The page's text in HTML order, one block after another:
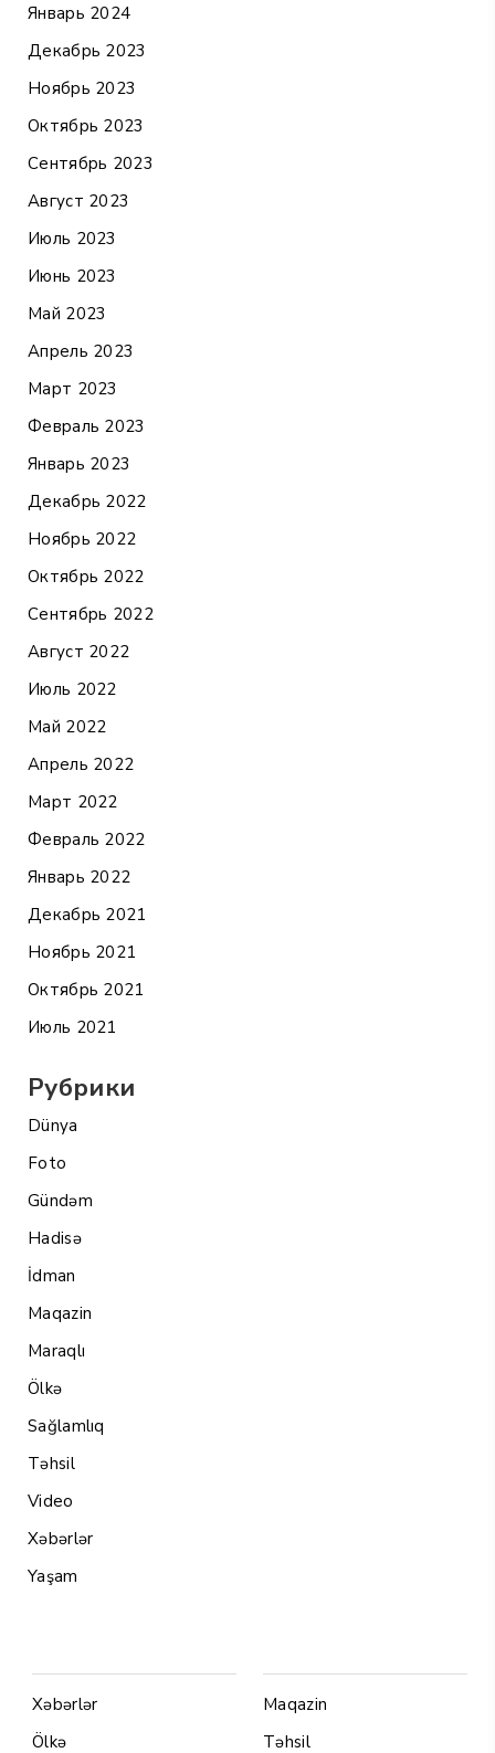
Январь 2024
Декабрь 2023
Ноябрь 2023
Октябрь 2023
Сентябрь 2023
Август 2023
Июль 2023
Июнь 2023
Май 2023
Апрель 2023
Март 2023
Февраль 2023
Январь 2023
Декабрь 2022
Ноябрь 2022
Октябрь 2022
Сентябрь 2022
Август 2022
Июль 2022
Май 2022
Апрель 2022
Март 2022
Февраль 2022
Январь 2022
Декабрь 2021
Ноябрь 2021
Октябрь 2021
Июль 2021
Рубрики
Dünya
Foto
Gündəm
Hadisə
İdman
Maqazin
Maraqlı
Ölkə
Sağlamlıq
Təhsil
Video
Xəbərlər
Yaşam
Xəbərlər
Ölkə
Maqazin
Təhsil